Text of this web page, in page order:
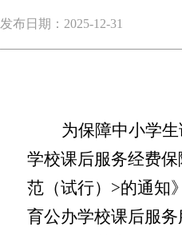
发布日期：2025-12-31
为保障中小学
学校课后服务经费
范（试行） >的通知
育公办学校课后服务